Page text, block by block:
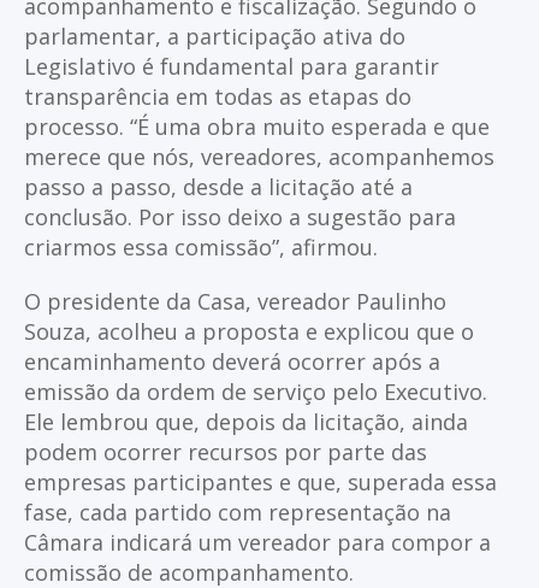
acompanhamento e fiscalização. Segundo o
parlamentar, a participação ativa do
Legislativo é fundamental para garantir
transparência em todas as etapas do
processo. “É uma obra muito esperada e que
merece que nós, vereadores, acompanhemos
passo a passo, desde a licitação até a
conclusão. Por isso deixo a sugestão para
criarmos essa comissão”, afirmou.
O presidente da Casa, vereador Paulinho
Souza, acolheu a proposta e explicou que o
encaminhamento deverá ocorrer após a
emissão da ordem de serviço pelo Executivo.
Ele lembrou que, depois da licitação, ainda
podem ocorrer recursos por parte das
empresas participantes e que, superada essa
fase, cada partido com representação na
Câmara indicará um vereador para compor a
comissão de acompanhamento.